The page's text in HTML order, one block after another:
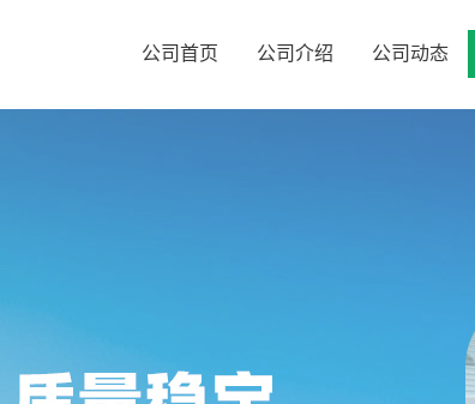
公司首页 公司介绍 公司动态